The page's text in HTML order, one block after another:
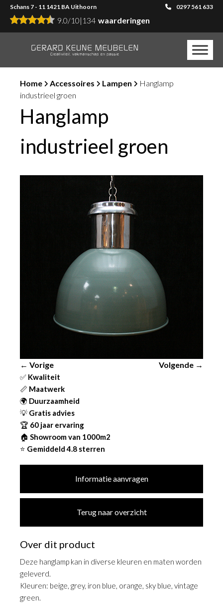
Schans 7 - 11 1421 BA Uithoorn 0297 561 633
9.0/10| 134 waarderingen
Home Accessoires Lampen
Hanglamp
industrieel groen
Hanglamp
industrieel groen
← Vorige Volgende →
✅ Kwaliteit
📏 Maatwerk
🌍 Duurzaamheid
💡 Gratis advies
🏆 60 jaar ervaring
🏠 Showroom van 1000m2
⭐ Gemiddeld 4.8 sterren
Informatie aanvragen
Terug naar overzicht
Over dit product
Deze hanglamp kan in diverse kleuren en maten worden
geleverd.
Kleuren: beige, grey, iron blue, orange, sky blue, vintage
green.